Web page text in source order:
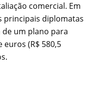
comercial. Em
principais diplomatas
um plano para
(R$ 580,5